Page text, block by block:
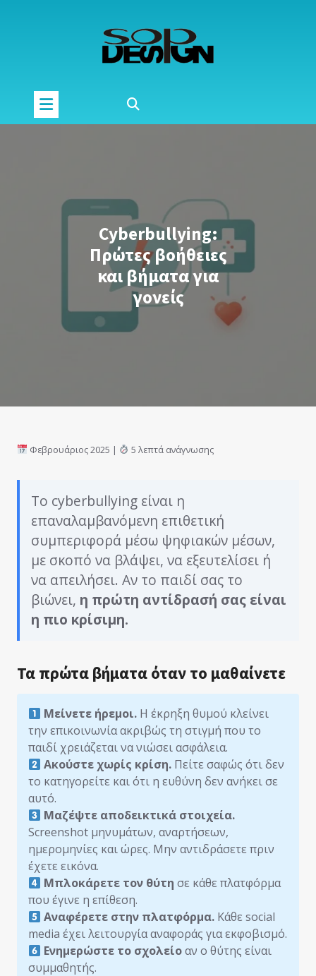
Cyberbullying:
Πρώτες βοήθειες
και βήματα για
γονείς
Φεβρουάριος 2025 | 5 λεπτά ανάγνωσης
Το cyberbullying είναι η
επαναλαμβανόμενη επιθετική
συμπεριφορά μέσω ψηφιακών μέσων,
με σκοπό να βλάψει, να εξευτελίσει ή
να απειλήσει. Αν το παιδί σας το
βιώνει, η πρώτη αντίδρασή σας είναι
η πιο κρίσιμη.
Τα πρώτα βήματα όταν το μαθαίνετε
Μείνετε ήρεμοι. Η έκρηξη θυμού κλείνει
την επικοινωνία ακριβώς τη στιγμή που το
παιδί χρειάζεται να νιώσει ασφάλεια.
Ακούστε χωρίς κρίση. Πείτε σαφώς ότι δεν
το κατηγορείτε και ότι η ευθύνη δεν ανήκει σε
αυτό.
Μαζέψτε αποδεικτικά στοιχεία.
Screenshot μηνυμάτων, αναρτήσεων,
ημερομηνίες και ώρες. Μην αντιδράσετε πριν
έχετε εικόνα.
Μπλοκάρετε τον θύτη σε κάθε πλατφόρμα
που έγινε η επίθεση.
Αναφέρετε στην πλατφόρμα. Κάθε social
media έχει λειτουργία αναφοράς για εκφοβισμό.
Ενημερώστε το σχολείοαν ο θύτης είναι
συμμαθητής.